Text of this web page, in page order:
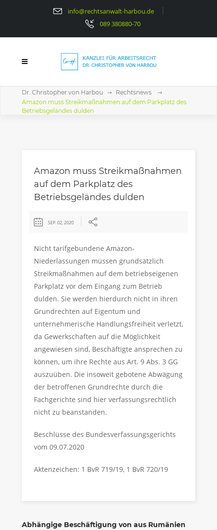
info@rechtsanwalt-harbou.de
089 380880-70
Dr. Christopher von Harbou
Rechtsnews
Amazon muss Streikmaßnahmen auf dem Parkplatz des
Betriebsgeländes dulden
Amazon muss Streikmaßnahmen
auf dem Parkplatz des
Betriebsgeländes dulden
SEP. 02, 2020
Nicht tarifgebundene Amazon-
Niederlassungen müssen grundsätzlich
Streikmaßnahmen auf dem betriebseigenen
Parkplatz vor dem Eingang zum Betrieb
dulden. Sie werden hierdurch nicht in ihren
Grundrechten auf Eigentum und
unternehmerische Handlungsfreiheit verletzt,
da Gewerkschaften auf die Möglichkeit
angewiesen sind, Beschäftigte ansprechen zu
können, um ihre Rechte aus Art. 9 Abs. 3 GG
auszuüben. Die insoweit gebotene Abwägung
der betroffenen Grundrechte durch die
Fachgerichte sind hier verfassungsrechtlich
nicht zu beanstanden.
Beschlüsse des Bundesverfassungsgerichts
vom 09.07.2020
Aktenzeichen: 1 BvR 719/19, 1 BvR 720/19
Abhängige Beschäftigung von aus Rumänien